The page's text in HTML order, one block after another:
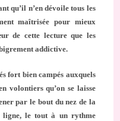
qu’il n’en dévoile tous les
maîtrisée pour mieux
de cette lecture que les
addictive.
fort bien campés auxquels
volontiers qu’on se laisse
par le bout du nez de la
ligne, le tout à un rythme